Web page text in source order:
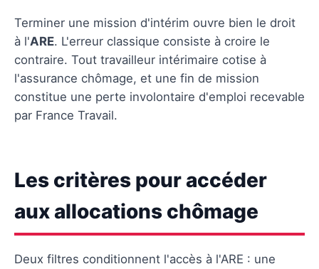
Démarches pour obtenir les allocations
chômage
Questions fréquentes
Terminer une mission d'intérim ouvre bien le droit
à l'ARE. L'erreur classique consiste à croire le
contraire. Tout travailleur intérimaire cotise à
l'assurance chômage, et une fin de mission
constitue une perte involontaire d'emploi recevable
par France Travail.
Les critères pour accéder
aux allocations chômage
Deux filtres conditionnent l'accès à l'ARE : une